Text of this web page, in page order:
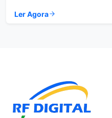
Ler Agora